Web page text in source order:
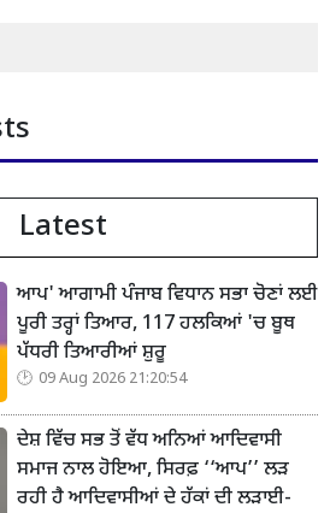
Latest
ਆਪ' ਆਗਾਮੀ ਪੰਜਾਬ ਵਿਧਾਨ ਸਭਾ ਚੋਣਾਂ ਲਈ
ਪੂਰੀ ਤਰ੍ਹਾਂ ਤਿਆਰ, 117 ਹਲਕਿਆਂ 'ਚ ਬੂਥ
ਪੱਧਰੀ ਤਿਆਰੀਆਂ ਸ਼ੁਰੂ
09 Aug 2026 21:20:54
ਦੇਸ਼ ਵਿੱਚ ਸਭ ਤੋਂ ਵੱਧ ਅਨਿਆਂ ਆਦਿਵਾਸੀ
ਸਮਾਜ ਨਾਲ ਹੋਇਆ, ਸਿਰਫ਼ ‘‘ਆਪ’’ ਲੜ
ਰਹੀ ਹੈ ਆਦਿਵਾਸੀਆਂ ਦੇ ਹੱਕਾਂ ਦੀ ਲੜਾਈ-